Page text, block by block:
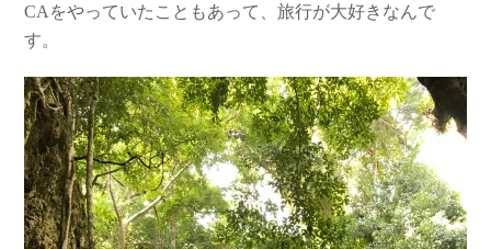
CAをやっていたこともあって、旅行が大好きなんで
す。